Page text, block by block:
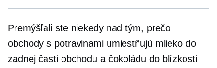
Premýšľali ste niekedy nad tým, prečo
obchody s potravinami umiestňujú mlieko do
zadnej časti obchodu a čokoládu do blízkosti